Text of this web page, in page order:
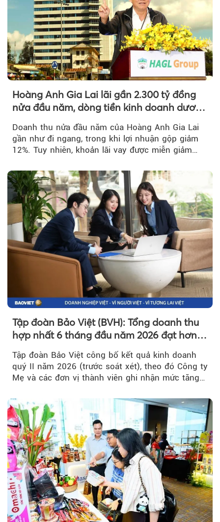
Hoàng Anh Gia Lai lãi gần 2.300 tỷ đồng
nửa đầu năm, dòng tiền kinh doanh dương
Doanh thu nửa đầu năm của Hoàng Anh Gia Lai
gần như đi ngang, trong khi lợi nhuận gộp giảm
12%. Tuy nhiên, khoản lãi vay được miễn giảm
Tập đoàn Bảo Việt (BVH): Tổng doanh thu
hợp nhất 6 tháng đầu năm 2026 đạt hơn
Tập đoàn Bảo Việt công bố kết quả kinh doanh
quý II năm 2026 (trước soát xét), theo đó Công ty
Mẹ và các đơn vị thành viên ghi nhận mức tăng